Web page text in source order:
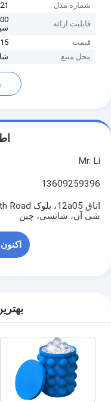
شماره مدل
قابلیت ارائه
قیمت
pieces
محل منبع
Mr. Li
13609259396
شی آن، شانسی، چین